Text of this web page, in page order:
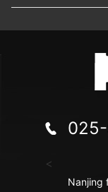
<
Nanjing